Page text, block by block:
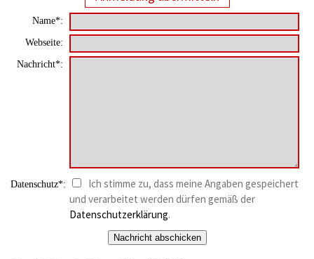
Name*:
Webseite:
Nachricht*:
Datenschutz*:
Ich stimme zu, dass meine Angaben gespeichert
und verarbeitet werden dürfen gemäß der
Datenschutzerklärung.